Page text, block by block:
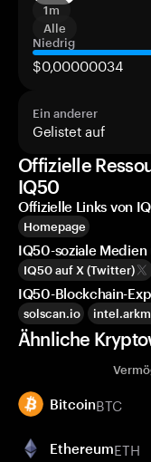
1m
Alle
Niedrig
$0,00000034
Ein anderer
Gelistet auf
Offizielle
IQ50
Offizielle Links von
Homepage
IQ50-soziale
IQ50 auf X (Twitter)
IQ50-Blockchain-
solscan.io
Ähnliche
BitcoinBTC
EthereumETH